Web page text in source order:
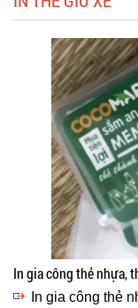
In gia công thẻ nhựa,
In gia công thẻ